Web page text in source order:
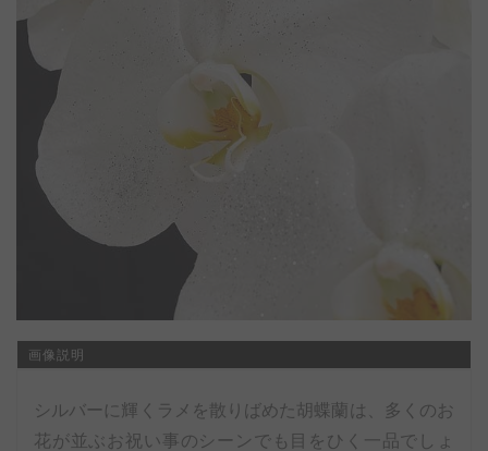
画像説明
シルバーに輝くラメを散りばめた胡蝶蘭は、多くのお
花が並ぶお祝い事のシーンでも目をひく一品でしょ